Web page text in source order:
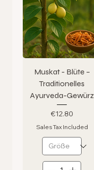
Muskat - Blüte –
Traditionelles
Ayurveda-Gewürz
Price
€12.80
Sales Tax Included